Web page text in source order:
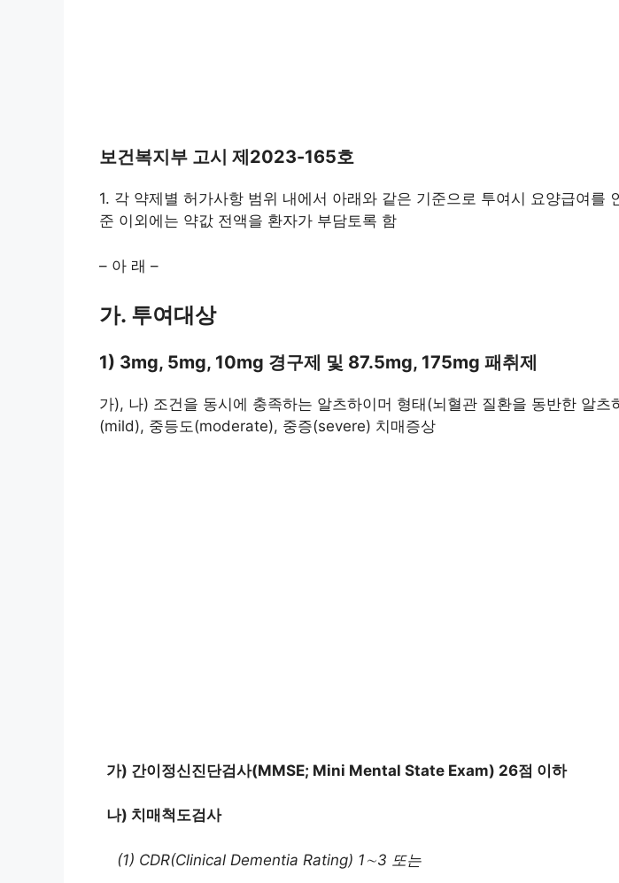
보건복지부 고시 제2023-165호
1. 각 약제별 허가사항 범위 내에서 아래와 같은 기준으로 투여시 요양급여를
준 이외에는 약값 전액을 환자가 부담토록 함
– 아 래 –
가. 투여대상
1) 3mg, 5mg, 10mg 경구제 및 87.5mg, 175mg 패취제
가), 나) 조건을 동시에 충족하는 알츠하이머 형태(뇌혈관 질환을 동반한 알츠
(mild), 중등도(moderate), 중증(severe) 치매증상
가) 간이정신진단검사(MMSE; Mini Mental State Exam) 26점 이하
나) 치매척도검사
(1) CDR(Clinical Dementia Rating) 1∼3 또는